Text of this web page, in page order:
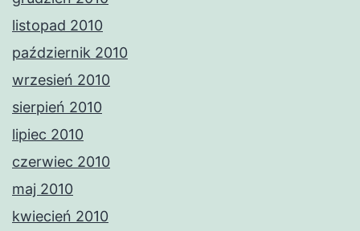
listopad 2010
październik 2010
wrzesień 2010
sierpień 2010
lipiec 2010
czerwiec 2010
maj 2010
kwiecień 2010